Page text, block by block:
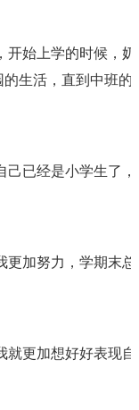
生活，直到中班